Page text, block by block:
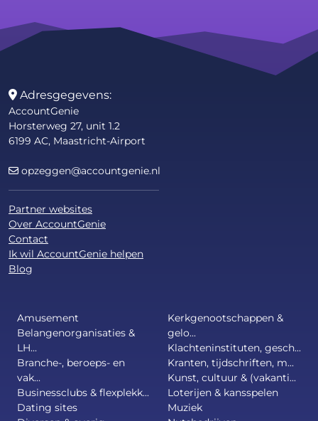
Adresgegevens:
AccountGenie
Horsterweg 27, unit 1.2
6199 AC, Maastricht-Airport
opzeggen@accountgenie.nl
Partner websites
Over AccountGenie
Contact
Ik wil AccountGenie helpen
Blog
Amusement
Belangenorganisaties &
LH...
Branche-, beroeps- en
vak...
Businessclubs & flexplekk...
Dating sites
Kerkgenootschappen &
gelo...
Klachteninstituten, gesch...
Kranten, tijdschriften, m...
Kunst, cultuur & (vakanti...
Loterijen & kansspelen
Muziek